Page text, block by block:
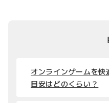
オンラインゲームを
目安はどのくらい？